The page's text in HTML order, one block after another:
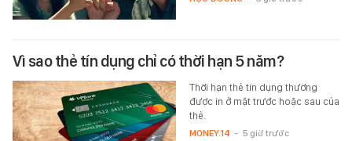
Vì sao thẻ tín dụng chỉ có thời hạn 5 năm?
Thời hạn thẻ tín dụng thường
được in ở mặt trước hoặc sau của
thẻ.
MONEY.14 - 5 giờ trước